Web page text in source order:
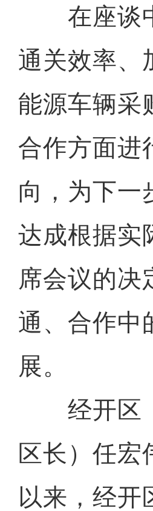
在座谈中
通关效率、
能源车辆采
合作方面进
向，为下一
达成根据实
席会议的决
通、合作中
展。
经开区（
区长）任宏
以来，经开